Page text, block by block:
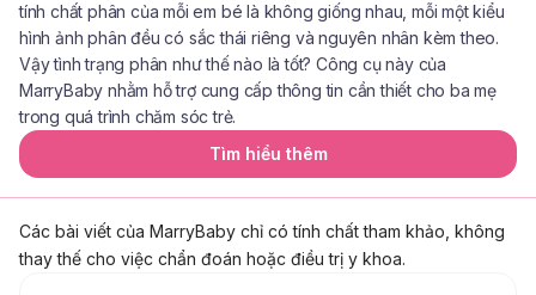
tính chất phân của mỗi em bé là không giống nhau, mỗi một kiểu
hình ảnh phân đều có sắc thái riêng và nguyên nhân kèm theo.
Vậy tình trạng phân như thế nào là tốt? Công cụ này của
MarryBaby nhằm hỗ trợ cung cấp thông tin cần thiết cho ba mẹ
trong quá trình chăm sóc trẻ.
Tìm hiểu thêm
Các bài viết của MarryBaby chỉ có tính chất tham khảo, không
thay thế cho việc chẩn đoán hoặc điều trị y khoa.